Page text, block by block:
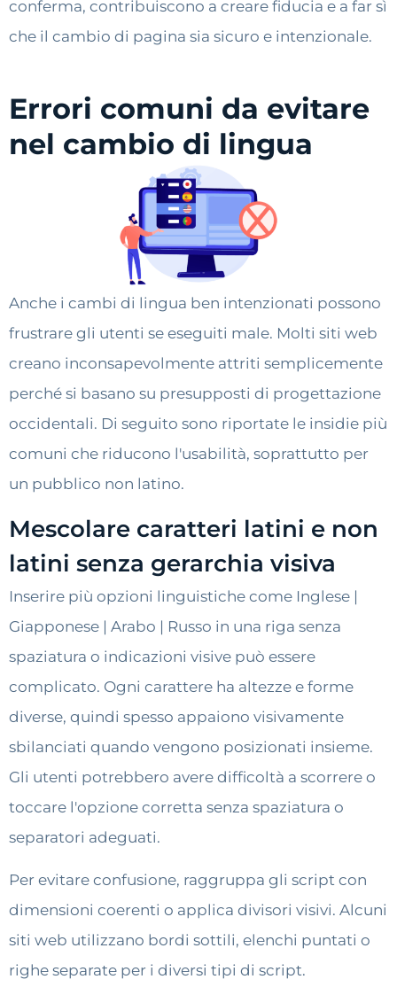
conferma, contribuiscono a creare fiducia e a far sì
che il cambio di pagina sia sicuro e intenzionale.
Errori comuni da evitare
nel cambio di lingua
Anche i cambi di lingua ben intenzionati possono
frustrare gli utenti se eseguiti male. Molti siti web
creano inconsapevolmente attriti semplicemente
perché si basano su presupposti di progettazione
occidentali. Di seguito sono riportate le insidie ​​più
comuni che riducono l'usabilità, soprattutto per
un pubblico non latino.
Mescolare caratteri latini e non
latini senza gerarchia visiva
Inserire più opzioni linguistiche come Inglese |
Giapponese | Arabo | Russo in una riga senza
spaziatura o indicazioni visive può essere
complicato. Ogni carattere ha altezze e forme
diverse, quindi spesso appaiono visivamente
sbilanciati quando vengono posizionati insieme.
Gli utenti potrebbero avere difficoltà a scorrere o
toccare l'opzione corretta senza spaziatura o
separatori adeguati.
Per evitare confusione, raggruppa gli script con
dimensioni coerenti o applica divisori visivi. Alcuni
siti web utilizzano bordi sottili, elenchi puntati o
righe separate per i diversi tipi di script.